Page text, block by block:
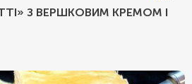
З ВЕРШКОВИМ КРЕМОМ І